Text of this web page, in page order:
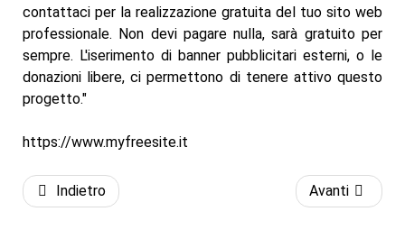
contattaci per la realizzazione gratuita del tuo sito web
professionale. Non devi pagare nulla, sarà gratuito per
sempre. L'iserimento di banner pubblicitari esterni, o le
donazioni libere, ci permettono di tenere attivo questo
progetto."
https://www.myfreesite.it
Indietro Avanti